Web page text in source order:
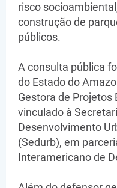
risco
construção de
públicos.
A consulta pública
do Estado do
Gestora de Projetos
vinculado à
Desenvolvimento
(Sedurb), em
Interamericano de